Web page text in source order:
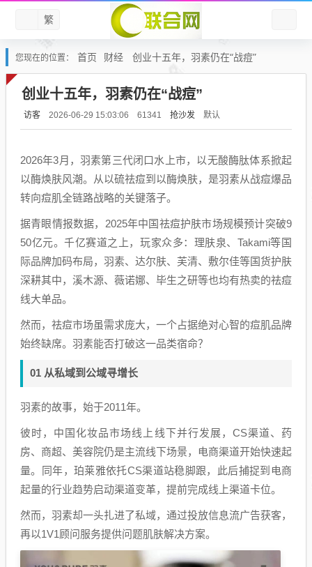
繁
您现在的位置： 首页 财经 创业十五年，羽素仍在“战痘”
创业十五年，羽素仍在“战痘”
访客 2026-06-29 15:03:06 61341 抢沙发 默认
2026年3月，羽素第三代闭口水上市，以无酸酶肽体系掀起
以酶焕肤风潮。从以硫祛痘到以酶焕肤，是羽素从战痘爆品
转向痘肌全链路战略的关键落子。
据青眼情报数据，2025年中国祛痘护肤市场规模预计突破9
50亿元。千亿赛道之上，玩家众多：理肤泉、Takami等国
际品牌加码布局，羽素、达尔肤、芙清、敷尔佳等国货护肤
深耕其中，溪木源、薇诺娜、毕生之研等也均有热卖的祛痘
线大单品。
然而，祛痘市场虽需求庞大，一个占据绝对心智的痘肌品牌
始终缺席。羽素能否打破这一品类宿命？
01 从私域到公域寻增长
羽素的故事，始于2011年。
彼时，中国化妆品市场线上线下并行发展，CS渠道、药
房、商超、美容院仍是主流线下场景，电商渠道开始快速起
量。同年，珀莱雅依托CS渠道站稳脚跟，此后捕捉到电商
起量的行业趋势启动渠道变革，提前完成线上渠道卡位。
然而，羽素却一头扎进了私域，通过投放信息流广告获客，
再以1V1顾问服务提供问题肌肤解决方案。